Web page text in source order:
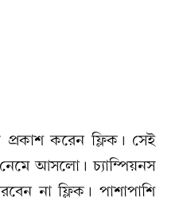
প্রকাশ করেন ফ্লিক। সেই
আসলো। চ্যাম্পিয়নস
না ফ্লিক। পাশাপাশি